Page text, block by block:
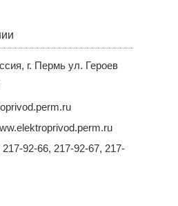
г. Пермь ул. Героев
92-66, 217-92-67, 217-